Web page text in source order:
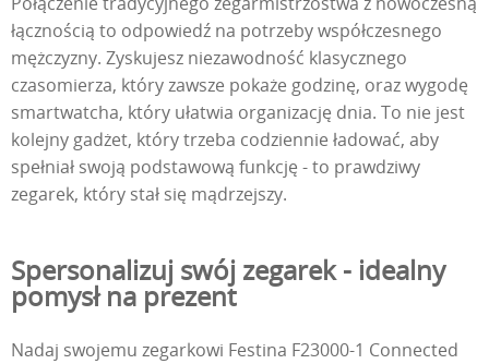
łącznością to odpowiedź na potrzeby współczesnego
mężczyzny. Zyskujesz niezawodność klasycznego
czasomierza, który zawsze pokaże godzinę, oraz wygodę
smartwatcha, który ułatwia organizację dnia. To nie jest
kolejny gadżet, który trzeba codziennie ładować, aby
spełniał swoją podstawową funkcję - to prawdziwy
zegarek, który stał się mądrzejszy.
Spersonalizuj swój zegarek - idealny
pomysł na prezent
Nadaj swojemu zegarkowi Festina F23000-1 Connected